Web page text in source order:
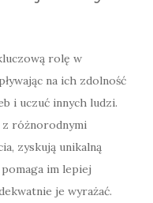
rolę w
na ich zdolność
i uczuć innych ludzi.
z różnorodnymi
zyskują unikalną
im lepiej
je wyrażać.